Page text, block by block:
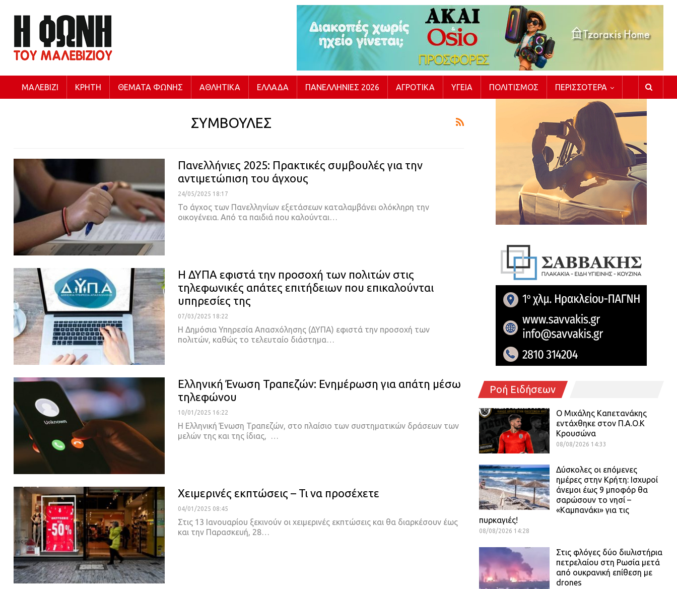
ΜΑΛΕΒΊΖΙ ΚΡΉΤΗ ΘΈΜΑΤΑ ΦΩΝΉΣ ΑΘΛΗΤΙΚΆ ΕΛΛΆΔΑ ΠΑΝΕΛΛΉΝΙΕΣ 2026 ΑΓΡΟΤΙΚΆ ΥΓΕΊΑ ΠΟΛΙΤΙΣΜΌΣ ΠΕΡΙΣΣΌΤΕΡΑ
ΣΥΜΒΟΥΛΕΣ
Πανελλήνιες 2025: Πρακτικές συμβουλές για την
αντιμετώπιση του άγχους
24/05/2025 18:17
Το άγχος των Πανελληνίων εξετάσεων καταλαμβάνει ολόκληρη την
οικογένεια. Από τα παιδιά που καλούνται…
Η ΔΥΠΑ εφιστά την προσοχή των πολιτών στις
τηλεφωνικές απάτες επιτήδειων που επικαλούνται
υπηρεσίες της
07/03/2025 18:22
Η Δημόσια Υπηρεσία Απασχόλησης (ΔΥΠΑ) εφιστά την προσοχή των
πολιτών, καθώς το τελευταίο διάστημα…
Ελληνική Ένωση Τραπεζών: Ενημέρωση για απάτη μέσω
τηλεφώνου
10/01/2025 16:22
Η Ελληνική Ένωση Τραπεζών, στο πλαίσιο των συστηματικών δράσεων των
μελών της και της ίδιας, …
Χειμερινές εκπτώσεις – Τι να προσέχετε
04/01/2025 08:45
Στις 13 Ιανουαρίου ξεκινούν οι χειμερινές εκπτώσεις και θα διαρκέσουν έως
και την Παρασκευή, 28…
Ροή Ειδήσεων
O Mιχάλης Καπετανάκης
εντάχθηκε στον Π.Α.Ο.Κ
Κρουσώνα
08/08/2026 14:33
Δύσκολες οι επόμενες
ημέρες στην Κρήτη: Ισχυροί
άνεμοι έως 9 μποφόρ θα
σαρώσουν το νησί –
«Καμπανάκι» για τις
πυρκαγιές!
08/08/2026 14:28
Στις φλόγες δύο διυλιστήρια
πετρελαίου στη Ρωσία μετά
από ουκρανική επίθεση με
drones